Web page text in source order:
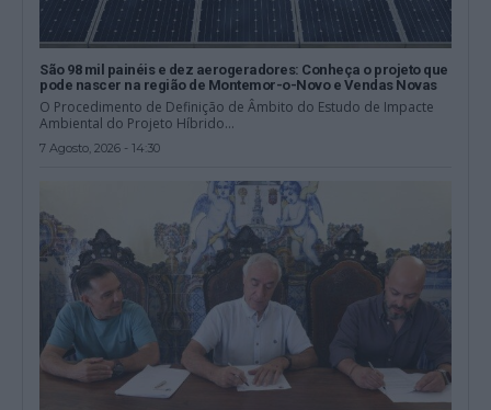
São 98 mil painéis e dez aerogeradores: Conheça o projeto que
pode nascer na região de Montemor-o-Novo e Vendas Novas
O Procedimento de Definição de Âmbito do Estudo de Impacte
Ambiental do Projeto Híbrido...
7 Agosto, 2026 - 14:30